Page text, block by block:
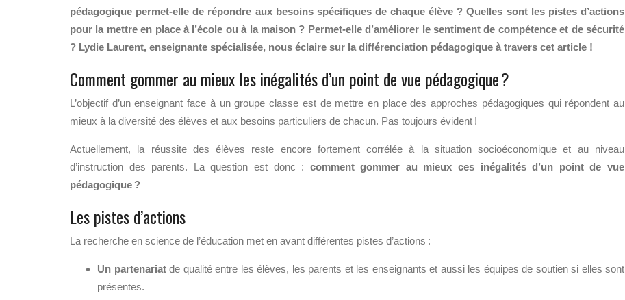
pédagogique permet-elle de répondre aux besoins spécifiques de chaque élève ? Quelles sont les pistes d’actions
pour la mettre en place à l’école ou à la maison ? Permet-elle d’améliorer le sentiment de compétence et de sécurité
? Lydie Laurent, enseignante spécialisée, nous éclaire sur la différenciation pédagogique à travers cet article !
Comment gommer au mieux les inégalités d’un point de vue pédagogique ?
L’objectif d’un enseignant face à un groupe classe est de mettre en place des approches pédagogiques qui répondent au
mieux à la diversité des élèves et aux besoins particuliers de chacun. Pas toujours évident !
Actuellement, la réussite des élèves reste encore fortement corrélée à la situation socioéconomique et au niveau
d’instruction des parents. La question est donc : comment gommer au mieux ces inégalités d’un point de vue
pédagogique ?
Les pistes d’actions
La recherche en science de l’éducation met en avant différentes pistes d’actions :
Un partenariatde qualité entre les élèves, les parents et les enseignants et aussi les équipes de soutien si elles sont
présentes.